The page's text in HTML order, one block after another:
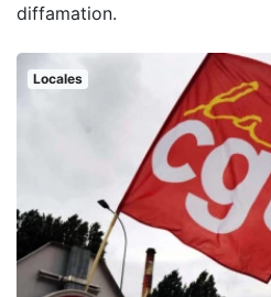
diffamation.
Locales